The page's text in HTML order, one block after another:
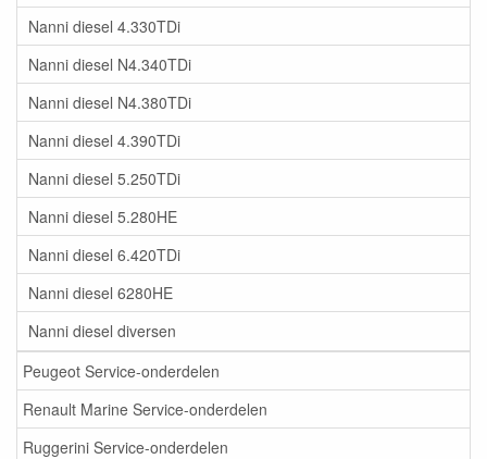
Nanni diesel 4.330TDi
Nanni diesel N4.340TDi
Nanni diesel N4.380TDi
Nanni diesel 4.390TDi
Nanni diesel 5.250TDi
Nanni diesel 5.280HE
Nanni diesel 6.420TDi
Nanni diesel 6280HE
Nanni diesel diversen
Peugeot Service-onderdelen
Renault Marine Service-onderdelen
Ruggerini Service-onderdelen